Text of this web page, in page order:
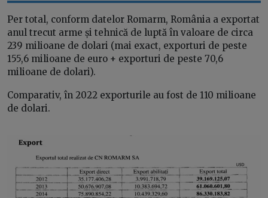
Per total, conform datelor Romarm, România a exportat
anul trecut arme și tehnică de luptă în valoare de circa
239 milioane de dolari (mai exact, exporturi de peste
155,6 milioane de euro + exporturi de peste 70,6
milioane de dolari).
Comparativ, în 2022 exporturile au fost de 110 milioane
de dolari.